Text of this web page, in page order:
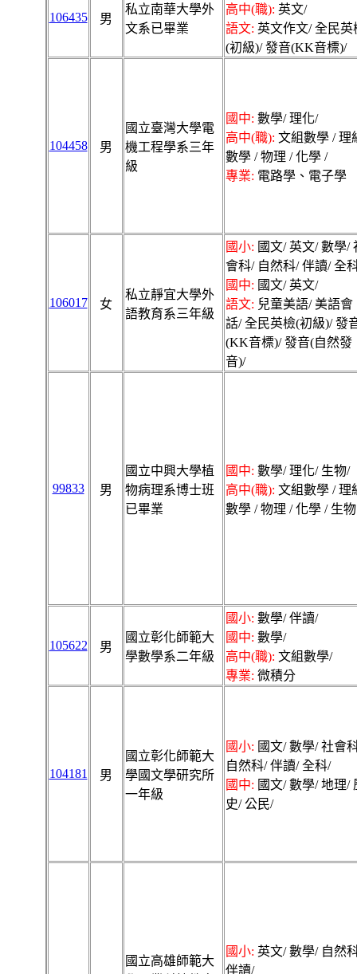
106435 男
私立南華大學外
文系已畢業
高中(職): 英文/
語文: 英文作文/ 全民英
(初級)/ 發音(KK音標)/
104458 男
國立臺灣大學電
機工程學系三年
級
國中: 數學/ 理化/
高中(職): 文組數學 / 理
數學 / 物理 / 化學 /
專業: 電路學、電子學
106017 女
私立靜宜大學外
語教育系三年級
國小: 國文/ 英文/ 數學/
會科/ 自然科/ 伴讀/ 全
國中: 國文/ 英文/
語文: 兒童美語/ 美語會
話/ 全民英檢(初級)/ 發
(KK音標)/ 發音(自然發
音)/
99833 男
國立中興大學植
物病理系博士班
已畢業
國中: 數學/ 理化/ 生物/
高中(職): 文組數學 / 理
數學 / 物理 / 化學 / 生
105622 男
國立彰化師範大
學數學系二年級
國小: 數學/ 伴讀/
國中: 數學/
高中(職): 文組數學/
專業: 微積分
104181 男
國立彰化師範大
學國文學研究所
一年級
國小: 國文/ 數學/ 社會
自然科/ 伴讀/ 全科/
國中: 國文/ 數學/ 地理/
史/ 公民/
國立高雄師範大
國小: 英文/ 數學/ 自然
伴讀/